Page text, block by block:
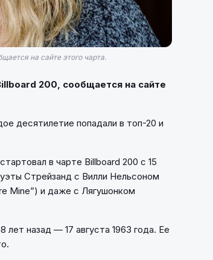
на сайте этого чарта.
200, сообщается на сайте
десятилетие попадали в топ-20 и
в чарте Billboard 200 с 15
Стрейзанд с Вилли Нельсоном
Mine”) и даже с Лягушонком
назад — 17 августа 1963 года. Ее